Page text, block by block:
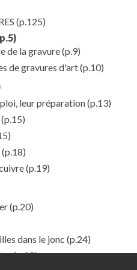
(p.125)
de la gravure(p.9)
de gravures d'art(p.10)
leur préparation(p.13)
(p.15)
(p.18)
(p.19)
(p.20)
dans le jonc (p.24)
(p.25)